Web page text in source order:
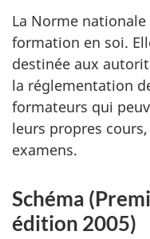
La Norme nationale
formation en soi.
destinée aux
la réglementation
formateurs qui
leurs propres
examens.
Schéma
édition 2005)